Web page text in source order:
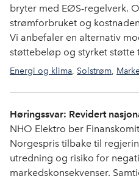
bryter med EØS-regelverk.
strømforbruket og
Vi anbefaler en alternativ
støttebeløp og styrket støtte
Energi og klima, Solstrøm,
Høringssvar: Revidert
NHO Elektro ber
Norgespris tilbake til
utredning og risiko for
markedskonsekvenser.